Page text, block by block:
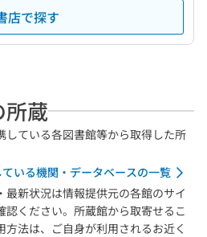
店で探す
所蔵
している各図書館等から取得した所
いる機関・データベースの一覧
新状況は情報提供元の各館のサイ
認ください。所蔵館から取寄せるこ
法は、ご自身が利用されるお近く